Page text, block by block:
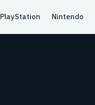
PlayStation Nintendo